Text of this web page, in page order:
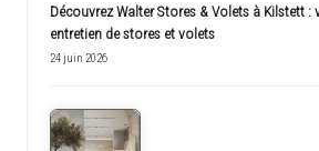
Découvrez Walter Stores & Volets à Kilstett :
entretien de stores et volets
24 juin 2026